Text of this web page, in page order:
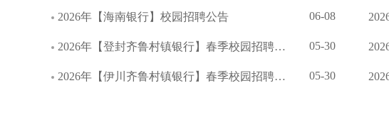
2026年【海南银行】校园招聘公告 06-08
2026年【登封齐鲁村镇银行】春季校园招聘公告 05-30
2026年【伊川齐鲁村镇银行】春季校园招聘公告 05-30